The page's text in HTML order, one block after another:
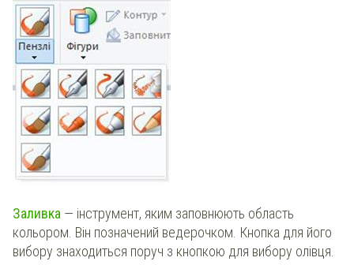
Заливка — інструмент, яким заповнюють область
кольором. Він позначений ведерочком. Кнопка для його
вибору знаходиться поруч з кнопкою для вибору олівця.